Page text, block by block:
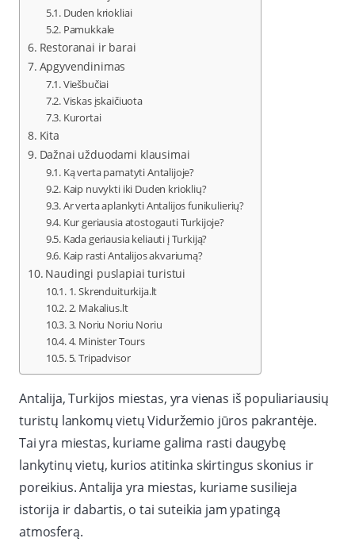
Duden kriokliai
Pamukkale
Restoranai ir barai
Apgyvendinimas
Viešbučiai
Viskas įskaičiuota
Kurortai
Kita
Dažnai užduodami klausimai
Ką verta pamatyti Antalijoje?
Kaip nuvykti iki Duden krioklių?
Ar verta aplankyti Antalijos funikulierių?
Kur geriausia atostogauti Turkijoje?
Kada geriausia keliauti į Turkiją?
Kaip rasti Antalijos akvariumą?
Naudingi puslapiai turistui
1. Skrenduiturkija.lt
2. Makalius.lt
3. Noriu Noriu Noriu
4. Minister Tours
5. Tripadvisor
Antalija, Turkijos miestas, yra vienas iš populiariausių
turistų lankomų vietų Viduržemio jūros pakrantėje.
Tai yra miestas, kuriame galima rasti daugybę
lankytinų vietų, kurios atitinka skirtingus skonius ir
poreikius. Antalija yra miestas, kuriame susilieja
istorija ir dabartis, o tai suteikia jam ypatingą
atmosferą.